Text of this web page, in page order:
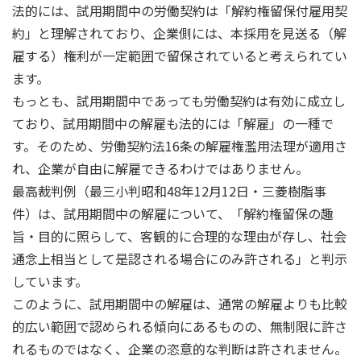
法的には、試用期間中の労働契約は「解約権留保付雇用契
約」と理解されており、企業側には、本採用を見送る（解
雇する）権利が一定範囲で留保されていると考えられてい
ます。
もっとも、試用期間中であっても労働契約は有効に成立し
ており、試用期間中の解雇も法的には「解雇」の一種で
す。そのため、労働契約法16条の解雇権濫用法理が適用さ
れ、企業が自由に解雇できるわけではありません。
最高裁判例（最三小判昭和48年12月12日・三菱樹脂事
件）は、試用期間中の解雇について、「解約権留保の趣
旨・目的に照らして、客観的に合理的な理由が存し、社会
通念上相当として是認される場合にのみ許される」と判示
しています。
このように、試用期間中の解雇は、通常の解雇よりも比較
的広い範囲で認められる傾向にあるものの、無制限に許さ
れるものではなく、企業の恣意的な判断は許されません。